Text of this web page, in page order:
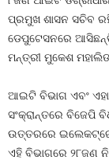
ପ୍ରମୁଖ ଶାସନ ସଚିବ
ଡେପୁଟେସନରେ
ମନ୍ତ୍ରୀ ମୁକେଶ
ଆଇଟି ବିଭାଗ ଏବଂ
ସଂକ୍ରାନ୍ତରେ ବିଜେପି
ଉତ୍ତରରେ
ଏହି ବିଭାଗରେ ୨୮ଜଣ